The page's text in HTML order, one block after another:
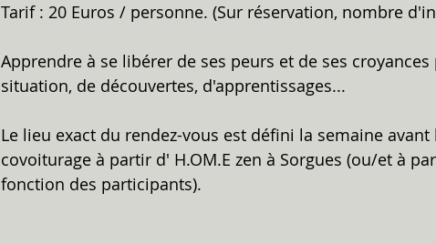
Tarif : 20 Euros / personne. (Sur réservation, nombre
Apprendre à se libérer de ses peurs et de ses
situation, de découvertes, d'apprentissages...
Le lieu exact du rendez-vous est défini la semaine
covoiturage à partir d' H.OM.E zen à Sorgues (ou/et à
fonction des participants).